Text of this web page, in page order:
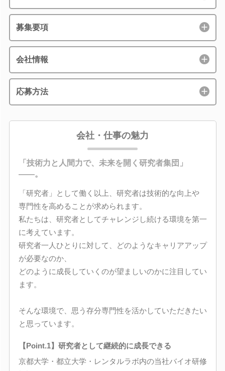
募集要項
会社情報
応募方法
会社・仕事の魅力
「技術力と人間力で、未来を開く研究者集団」
――。
「研究者」として働く以上、研究者は技術的な向上や
専門性を高めることが求められます。
私たちは、研究者としてチャレンジし続ける環境を第一
に考えています。
研究者一人ひとりに対して、どのようなキャリアアップ
が必要なのか、
どのように成長していくのが望ましいのかに注目してい
ます。
そんな環境で、思う存分専門性を活かしていただきたい
と思っています。
【Point.1】研究者として継続的に成長できる
京都大学・都立大学・レンタルラボ内の当社バイオ研修